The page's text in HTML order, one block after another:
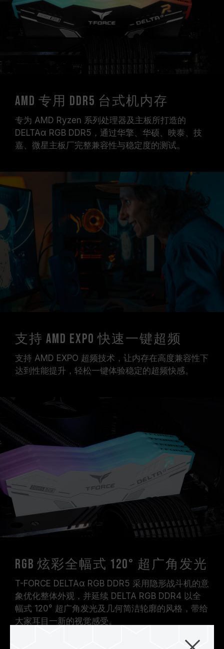
证，若有处理器或主板故障状况，请联系处理器或
主板相关售后服务。
AMD 专用 DDR5 台式机内存
专为 AMD Ryzen 系列处理器及主板所打造的
DELTAα RGB DDR5，通过华擎、华硕、映泰、技
嘉、微星主板厂完整兼容性与稳定度的测试。
支持 AMD EXPO 快速一键超频
支持 AMD EXPO 超频技术，让内存在高度兼容性下
达到性能提升，轻松一键体验稳定的超频快感。
RGB 炫彩全幅式 120° 超广角发光
T-FORCE DELTAα RGB DDR5 采用隐形战斗机的意
象优化整体外观，并延续 DELTA RGB DDR4 以全
幅式 120° 超广角发光及几何简洁轮廓的风格，带给
大家耳目一新的视觉感受。